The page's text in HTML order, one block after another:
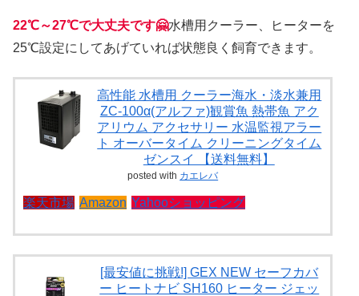
22℃～27℃で大丈夫です🤗水槽用クーラー、ヒーターを
25℃設定にしてあげていれば状態良く飼育できます。
高性能 水槽用 クーラー海水・淡水兼用
ZC-100α(アルファ)観賞魚 熱帯魚 アク
アリウム アクセサリー 水温監視アラー
ト オーバータイム クリーニングタイム
ゼンスイ 【送料無料】
posted with カエレバ
楽天市場 Amazon Yahooショッピング
[最安値に挑戦!] GEX NEW セーフカバ
ー ヒートナビ SH160 ヒーター ジェッ